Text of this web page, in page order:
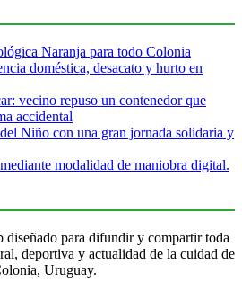
Naranja para todo Colonia
doméstica, desacato y hurto en
vecino repuso un contenedor que
accidental
Niño con una gran jornada solidaria y
modalidad de maniobra digital.
diseñado para difundir y compartir toda
deportiva y actualidad de la cuidad de
Uruguay.